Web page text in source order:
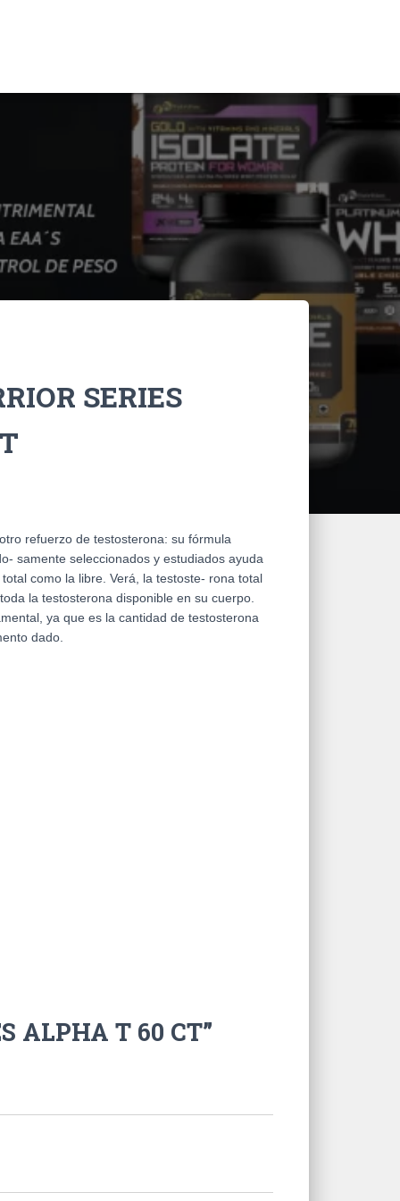
SERIES
refuerzo de testosterona: su fórmula
samente seleccionados y estudiados ayuda
como la libre. Verá, la testoste- rona total
la testosterona disponible en su cuerpo.
ya que es la cantidad de testosterona
dado.
ALPHA T 60 CT”